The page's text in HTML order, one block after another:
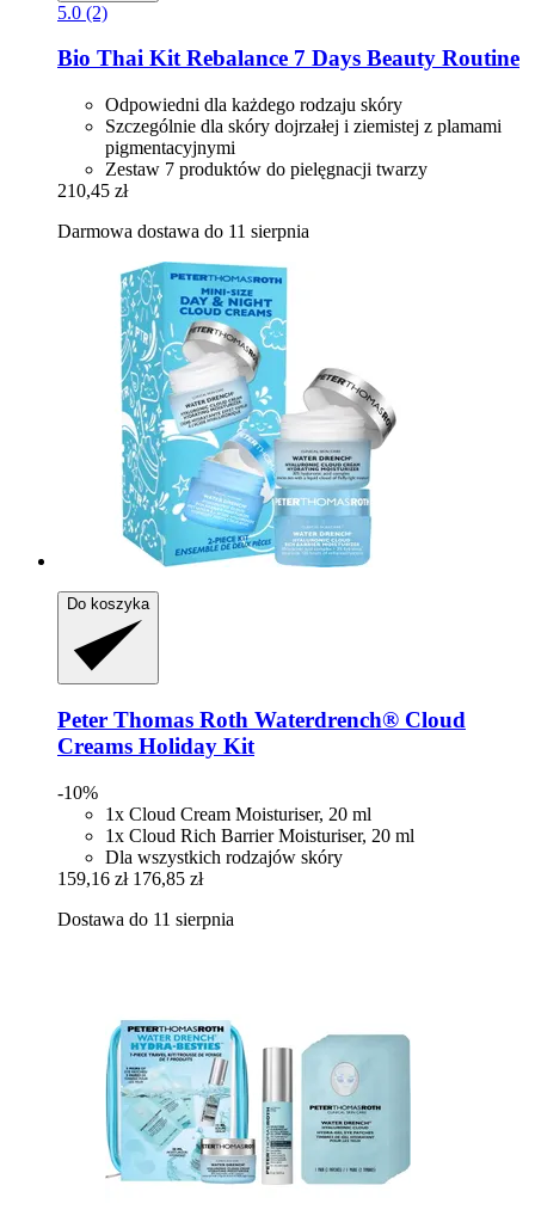
5.0 (2)
Bio Thai Kit Rebalance 7 Days Beauty Routine
Odpowiedni dla każdego rodzaju skóry
Szczególnie dla skóry dojrzałej i ziemistej z plamami
pigmentacyjnymi
Zestaw 7 produktów do pielęgnacji twarzy
210,45 zł
Darmowa dostawa do 11 sierpnia
Do koszyka
Peter Thomas Roth Waterdrench® Cloud
Creams Holiday Kit
-10%
1x Cloud Cream Moisturiser, 20 ml
1x Cloud Rich Barrier Moisturiser, 20 ml
Dla wszystkich rodzajów skóry
159,16 zł 176,85 zł
Dostawa do 11 sierpnia